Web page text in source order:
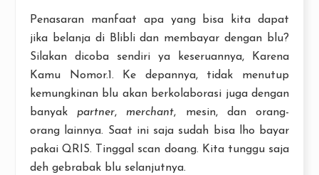
Penasaran manfaat apa yang bisa kita dapat
jika belanja di Blibli dan membayar dengan blu?
Silakan dicoba sendiri ya keseruannya, Karena
Kamu Nomor.1. Ke depannya, tidak menutup
kemungkinan blu akan berkolaborasi juga dengan
banyak partner, merchant, mesin, dan orang-
orang lainnya. Saat ini saja sudah bisa lho bayar
pakai QRIS. Tinggal scan doang. Kita tunggu saja
deh gebrabak blu selanjutnya.